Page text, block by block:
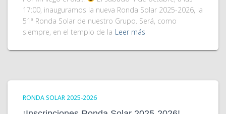
17:00, inauguramos la nueva Ronda Solar 2025-2026, la
51ª Ronda Solar de nuestro Grupo. Será, como
siempre, en el templo de la Leer más
RONDA SOLAR 2025-2026